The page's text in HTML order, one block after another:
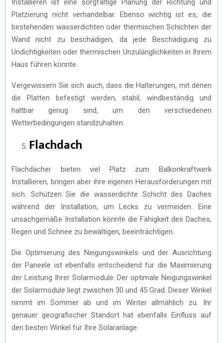
Platzierung nicht verhandelbar. Ebenso wichtig ist es, die
bestehenden wasserdichten oder thermischen Schichten der
Wand nicht zu beschädigen, da jede Beschädigung zu
Undichtigkeiten oder thermischen Unzulänglichkeiten in Ihrem
Haus führen könnte.
Vergewissern Sie sich auch, dass die Halterungen, mit denen
die Platten befestigt werden, stabil, windbeständig und
haltbar genug sind, um den verschiedenen
Wetterbedingungen standzuhalten.
Flachdach
Flachdächer bieten viel Platz zum Balkonkraftwerk
Installieren, bringen aber ihre eigenen Herausforderungen mit
sich. Schützen Sie die wasserdichte Schicht des Daches
während der Installation, um Lecks zu vermeiden. Eine
unsachgemäße Installation könnte die Fähigkeit des Daches,
Regen und Schnee zu bewältigen, beeinträchtigen.
Die Optimierung des Neigungswinkels und der Ausrichtung
der Paneele ist ebenfalls entscheidend für die Maximierung
der Leistung Ihrer Solarmodule. Der optimale Neigungswinkel
der Solarmodule liegt zwischen 30 und 45 Grad. Dieser Winkel
nimmt im Sommer ab und im Winter allmählich zu. Ihr
genauer geografischer Standort hat ebenfalls Einfluss auf
den besten Winkel für Ihre Solaranlage.